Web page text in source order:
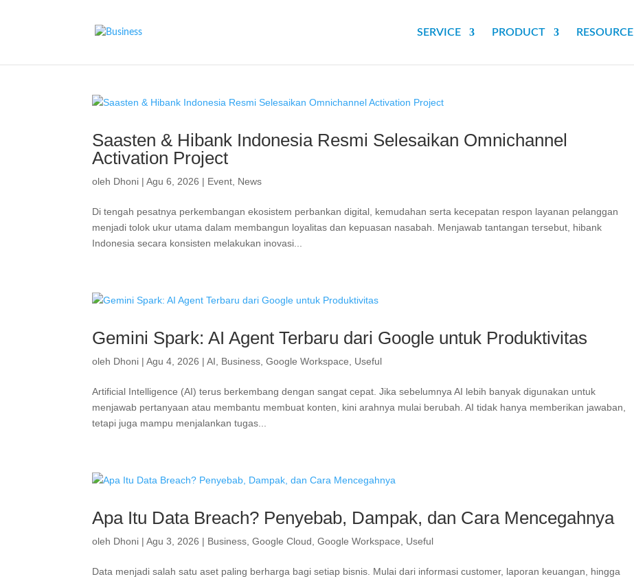
SERVICE PRODUCT RESOURCE
Saasten & Hibank Indonesia Resmi Selesaikan Omnichannel
Activation Project
oleh Dhoni |Agu 6, 2026 | Event News
Di tengah pesatnya perkembangan ekosistem perbankan digital, kemudahan serta kecepatan respon layanan pelanggan
menjadi tolok ukur utama dalam membangun loyalitas dan kepuasan nasabah. Menjawab tantangan tersebut, hibank
Indonesia secara konsisten melakukan inovasi...
Gemini Spark: AI Agent Terbaru dari Google untuk Produktivitas
oleh Dhoni |Agu 4, 2026 |AI Business ,Google Workspace Useful
Artificial Intelligence (AI) terus berkembang dengan sangat cepat. Jika sebelumnya AI lebih banyak digunakan untuk
menjawab pertanyaan atau membantu membuat konten, kini arahnya mulai berubah. AI tidak hanya memberikan jawaban,
tetapi juga mampu menjalankan tugas...
Apa Itu Data Breach? Penyebab, Dampak, dan Cara Mencegahnya
oleh Dhoni |Agu 3, 2026 | Business ,Google Cloud ,Google Workspace Useful
Data menjadi salah satu aset paling berharga bagi setiap bisnis. Mulai dari informasi customer, laporan keuangan, hingga